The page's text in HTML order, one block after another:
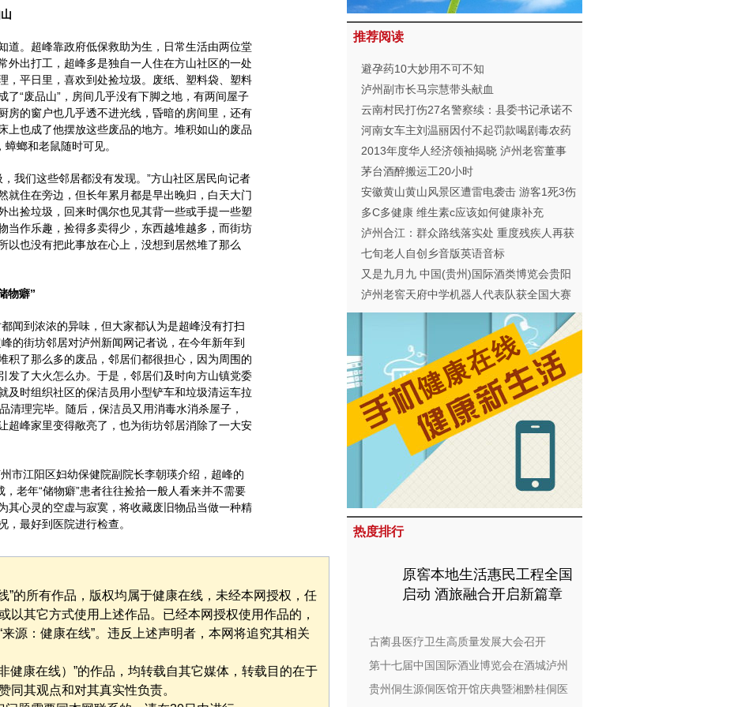
。超峰靠政府低保救助为生，日常生活由两位堂
外出打工，超峰多是独自一人住在方山社区的一处
，平日里，喜欢到处捡垃圾。废纸、塑料袋、塑料
了“废品山”，房间几乎没有下脚之地，有两间屋子
房的窗户也几乎透不进光线，昏暗的房间里，还有
上也成了他摆放这些废品的地方。堆积如山的废品
螂和老鼠随时可见。
我们这些邻居都没有发现。”方山社区居民向记者
就住在旁边，但长年累月都是早出晚归，白天大门
出捡垃圾，回来时偶尔也见其背一些或手提一些塑
当作乐趣，捡得多卖得少，东西越堆越多，而街坊
以也没有把此事放在心上，没想到居然堆了那么
物癖”
到浓浓的异味，但大家都认为是超峰没有打扫
的街坊邻居对泸州新闻网记者说，在今年新年到
积了那么多的废品，邻居们都很担心，因为周围的
发了大火怎么办。于是，邻居们及时向方山镇党委
及时组织社区的保洁员用小型铲车和垃圾清运车拉
清理完毕。随后，保洁员又用消毒水消杀屋子，
超峰家里变得敞亮了，也为街坊邻居消除了一大安
江阳区妇幼保健院副院长李朝瑛介绍，超峰的
，老年“储物癖”患者往往捡拾一般人看来并不需要
其心灵的空虚与寂寞，将收藏废旧物品当做一种精
，最好到医院进行检查。
”的所有作品，版权均属于健康在线，未经本网授权，任
以其它方式使用上述作品。已经本网授权使用作品的，
源：健康在线”。违反上述声明者，本网将追究其相关
健康在线）”的作品，均转载自其它媒体，转载目的在于
同其观点和对其真实性负责。
推荐阅读
避孕药10大妙用不可不知
泸州副市长马宗慧带头献血
云南村民打伤27名警察续：县委书记承诺不
征地
河南女车主刘温丽因付不起罚款喝剧毒农药
自杀 经抢救性命无虞
2013年度华人经济领袖揭晓 泸州老窖董事
长谢明等当选
茅台酒醉搬运工20小时
安徽黄山黄山风景区遭雷电袭击 游客1死3伤
多C多健康 维生素c应该如何健康补充
泸州合江：群众路线落实处 重度残疾人再获
补贴
七旬老人自创乡音版英语音标
又是九月九 中国(贵州)国际酒类博览会贵阳
举行
泸州老窖天府中学机器人代表队获全国大赛
冠军
热度排行
原窖本地生活惠民工程全国
启动 酒旅融合开启新篇章
古蔺县医疗卫生高质量发展大会召开
第十七届中国国际酒业博览会在酒城泸州
贵州侗生源侗医馆开馆庆典暨湘黔桂侗医